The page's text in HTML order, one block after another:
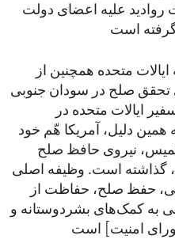
روادید علیه اعضای دولت
متحده همچنین از
تحقق صلح در سودان جنوبی
ایالات متحده در
دلیل، آمریکا هّم خود
نیروی حافظ صلح
گذاشته است. وظیفه اصلی
حفظ صلح، حفاظت از
به کمک‌های بشردوستانه و